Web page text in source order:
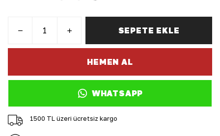
SEPETE EKLE
HEMEN AL
WHATSAPP
1500 TL üzeri ücretsiz kargo